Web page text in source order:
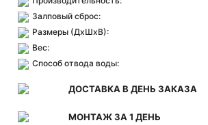
Залповый сброс:
Размеры (ДхШхВ):
Вес:
Способ отвода воды:
ДОСТАВКА В ДЕНЬ ЗАКАЗА
МОНТАЖ ЗА 1 ДЕНЬ